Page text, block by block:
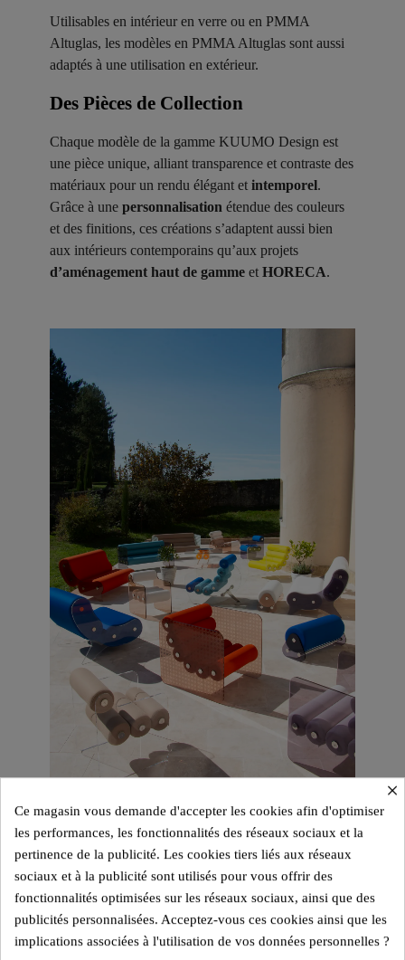
Utilisables en intérieur en verre ou en PMMA
Altuglas, les modèles en PMMA Altuglas sont aussi
adaptés à une utilisation en extérieur.
Des Pièces de Collection ​
Chaque modèle de la gamme KUUMO Design est
une pièce unique, alliant transparence et contraste des
matériaux pour un rendu élégant et intemporel.
Grâce à une personnalisation étendue des couleurs
et des finitions, ces créations s’adaptent aussi bien
aux intérieurs contemporains qu’aux projets
d’aménagement haut de gamme et HORECA.
×
Ce magasin vous demande d'accepter les cookies afin d'optimiser
les performances, les fonctionnalités des réseaux sociaux et la
pertinence de la publicité. Les cookies tiers liés aux réseaux
sociaux et à la publicité sont utilisés pour vous offrir des
fonctionnalités optimisées sur les réseaux sociaux, ainsi que des
publicités personnalisées. Acceptez-vous ces cookies ainsi que les
implications associées à l'utilisation de vos données personnelles ?